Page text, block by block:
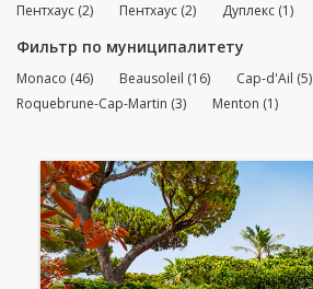
Пентхаус (2) Пентхаус (2) Дуплекс (1)
Фильтр по муниципалитету
Monaco (46) Beausoleil (16)
Cap-d'Ail (5)
Roquebrune-Cap-Martin (3)
Menton (1)